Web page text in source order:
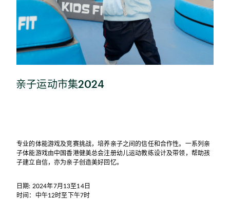
亲子运动市集2024
专业的体能游戏及竞赛挑战，培养亲子之间的信任和合作性。一系列亲
子体能游戏由中国香港健美总会注册幼儿运动教练设计及带领，帮助孩
子建立自信，亦为亲子创造美好回忆。
日期: 2024年7月13至14日
时间：中午12时至下午7时